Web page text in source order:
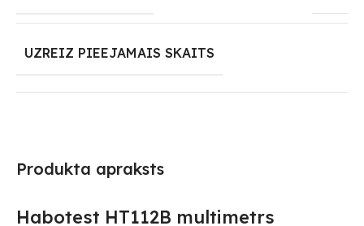
Produkta apraksts
Habotest HT112B multimetrs
UZREIZ PIEEJAMAIS SKAITS